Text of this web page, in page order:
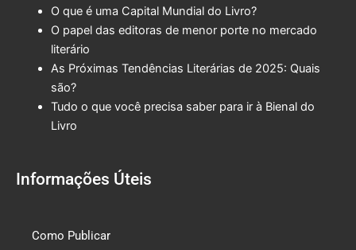
O que é uma Capital Mundial do Livro?
O papel das editoras de menor porte no mercado
literário
As Próximas Tendências Literárias de 2025: Quais
são?
Tudo o que você precisa saber para ir à Bienal do
Livro
Informações Úteis
Como Publicar